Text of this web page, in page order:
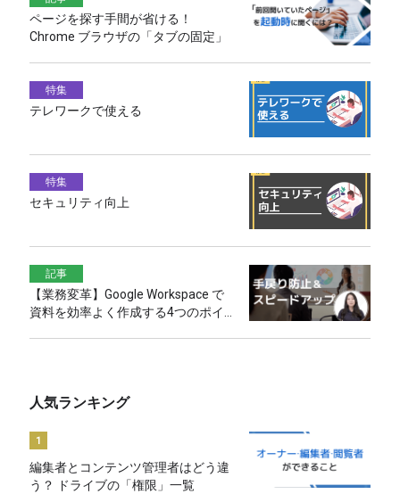
ページを探す手間が省ける！
Chrome ブラウザの「タブの固定」
特集
テレワークで使える
特集
セキュリティ向上
記事
【業務変革】Google Workspace で
資料を効率よく作成する4つのポイ
人気ランキング
1
編集者とコンテンツ管理者はどう違
う？ ドライブの「権限」一覧